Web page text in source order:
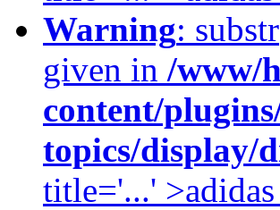
Warning:
given in /www/
content/
topics/display/
title='...'